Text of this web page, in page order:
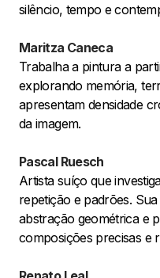
silêncio, tempo e
Maritza Caneca
Trabalha a pintura a
explorando memória,
apresentam densidade
da imagem.
Pascal Ruesch
Artista suíço que
repetição e padrões.
abstração geométrica e
composições precisas e